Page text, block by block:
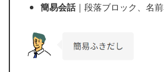
カスタマイズ
簡易会話｜段落ブロック、名